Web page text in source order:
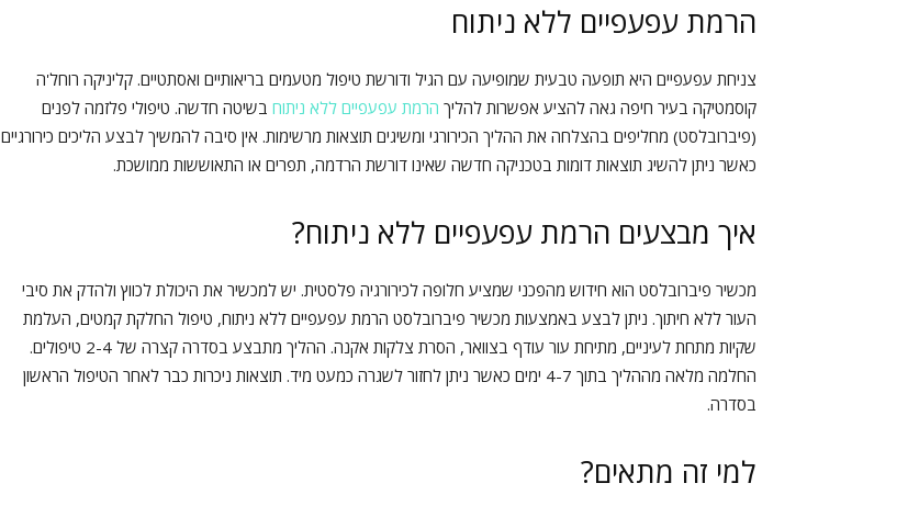
הרמת עפעפיים ללא ניתוח
צניחת עפעפיים היא תופעה טבעית שמופיעה עם הגיל ודורשת טיפול מטעמים בריאותיים ואסתטיים. קליניקה רוחל'ה
קוסמטיקה בעיר חיפה גאה להציע אפשרות להליך הרמת עפעפיים ללא ניתוח בשיטה חדשה. טיפולי פלזמה לפנים
(פיברובלסט) מחליפים בהצלחה את ההליך הכירורגי ומשיגים תוצאות מרשימות. אין סיבה להמשיך לבצע הליכים כירורגיים
כאשר ניתן להשיג תוצאות דומות בטכניקה חדשה שאינו דורשת הרדמה, תפרים או התאוששות ממושכת.
איך מבצעים הרמת עפעפיים ללא ניתוח?
מכשיר פיברובלסט הוא חידוש מהפכני שמציע חלופה לכירורגיה פלסטית. יש למכשיר את היכולת לכווץ ולהדק את סיבי
העור ללא חיתוך. ניתן לבצע באמצעות מכשיר פיברובלסט הרמת עפעפיים ללא ניתוח, טיפול החלקת קמטים, העלמת
שקיות מתחת לעיניים, מתיחת עור עודף בצוואר, הסרת צלקות אקנה. ההליך מתבצע בסדרה קצרה של 2-4 טיפולים.
החלמה מלאה מההליך בתוך 4-7 ימים כאשר ניתן לחזור לשגרה כמעט מיד. תוצאות ניכרות כבר לאחר הטיפול הראשון
בסדרה.
למי זה מתאים?